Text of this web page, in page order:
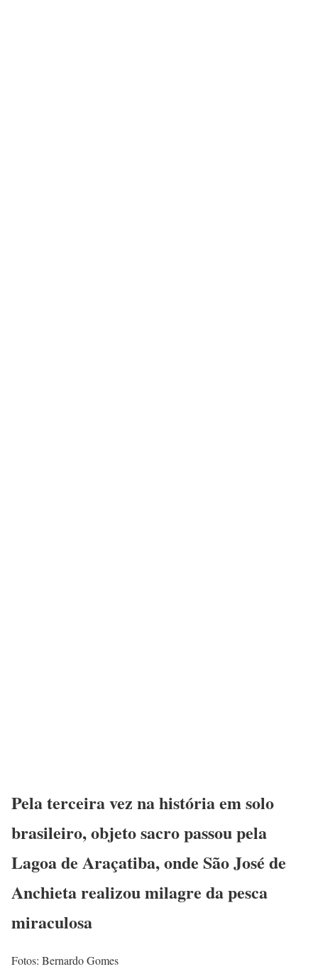
Pela terceira vez na história em solo
brasileiro, objeto sacro passou pela
Lagoa de Araçatiba, onde São José de
Anchieta realizou milagre da pesca
miraculosa
Fotos: Bernardo Gomes